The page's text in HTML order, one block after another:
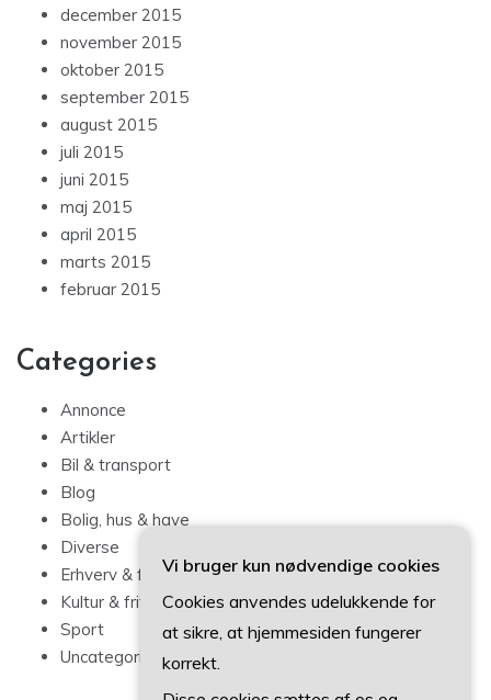
december 2015
november 2015
oktober 2015
september 2015
august 2015
juli 2015
juni 2015
maj 2015
april 2015
marts 2015
februar 2015
Categories
Annonce
Artikler
Bil & transport
Blog
Bolig, hus & have
Diverse
Erhverv & forbrug
Kultur & fritid
Sport
Uncategorized
Vi bruger kun nødvendige cookies
Cookies anvendes udelukkende for
at sikre, at hjemmesiden fungerer
korrekt.